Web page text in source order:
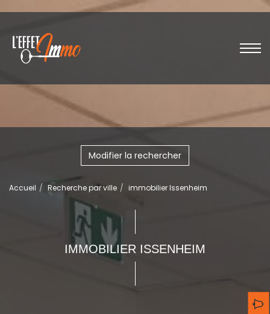
Modifier la rechercher
Accueil Recherche par ville immobilier Issenheim
IMMOBILIER ISSENHEIM